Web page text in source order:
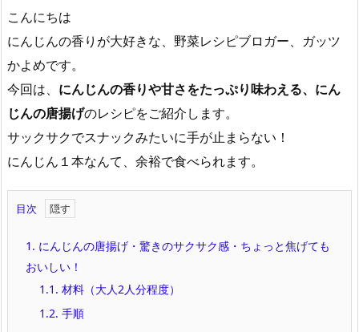
こんにちは
にんじんの香りが大好きな、野菜レシピブロガー、ガッツ
かよめです。
今回は、 にんじんの香りや甘さをたっぷり味わえる、にん
じんの唐揚げのレシピをご紹介します。
サックサクでスナックみたいに手が止まらない！
にんじん１本なんて、余裕で食べられます。
目次
1. にんじんの唐揚げ・驚きのサクサク感・ちょっと焦げても
おいしい！
1.1. 材料（大人2人分程度）
1.2. 手順